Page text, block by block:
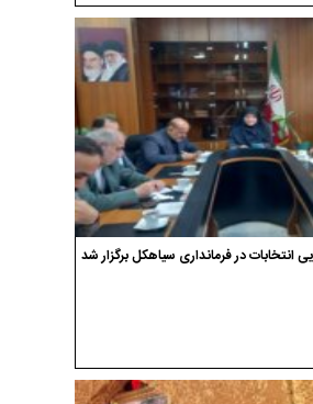
انتخابات در فرمانداری سیاهکل برگزار شد